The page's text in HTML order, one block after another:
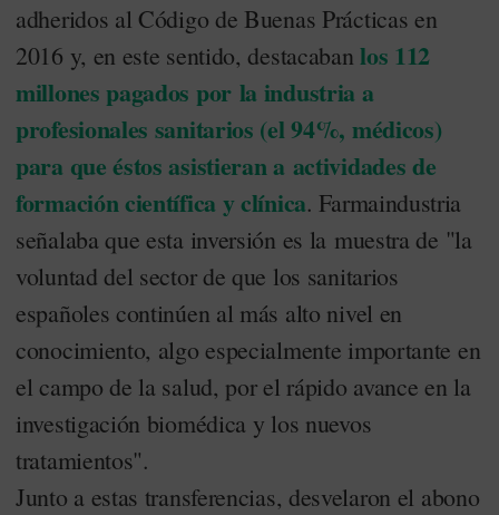
adheridos al Código de Buenas Prácticas en
2016 y, en este sentido, destacabanlos 112
millones pagados por la industria a
profesionales sanitarios (el 94%, médicos)
para que éstos asistieran a actividades de
formación científica y clínica. Farmaindustria
señalaba que esta inversión es la muestra de "la
voluntad del sector de que los sanitarios
españoles continúen al más alto nivel en
conocimiento, algo especialmente importante en
el campo de la salud, por el rápido avance en la
investigación biomédica y los nuevos
tratamientos".
Junto a estas transferencias, desvelaron el abono